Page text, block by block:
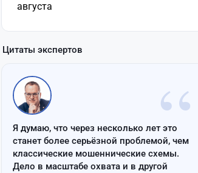
августа
Цитаты экспертов
“
Я думаю, что через несколько лет это
станет более серьёзной проблемой, чем
классические мошеннические схемы.
Дело в масштабе охвата и в другой